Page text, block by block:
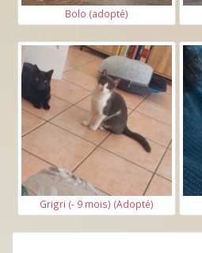
Bolo (adopté)
Grigri (- 9 mois) (Adopté)